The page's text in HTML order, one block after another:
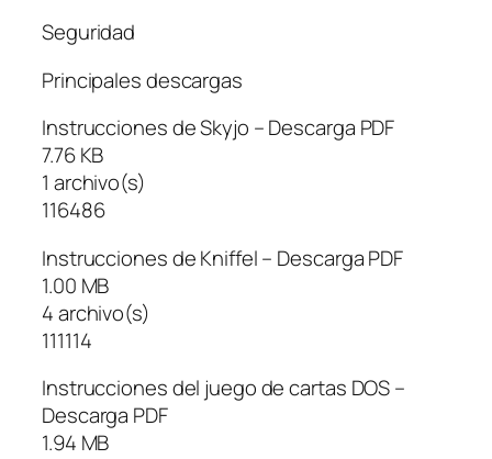
Seguridad
Principales descargas
Instrucciones de Skyjo – Descarga PDF
7.76 KB
1 archivo(s)
116486
Instrucciones de Kniffel – Descarga PDF
1.00 MB
4 archivo(s)
111114
Instrucciones del juego de cartas DOS –
Descarga PDF
1.94 MB